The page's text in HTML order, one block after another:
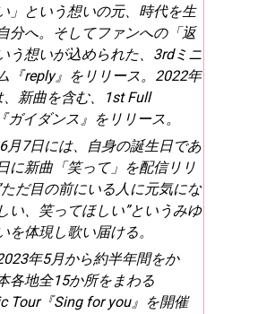
」という想いの元、時代を生
分へ。そしてファンへの「返
う想いが込められた、3rdミニ
『reply』をリリース。2022年
、新曲を含む、1st Full
ガイダンス』をリリース。
月7日には、自身の誕生日であ
に新曲「笑って」を配信リリ
ただ目の前にいる人に元気にな
い、笑ってほしい”というみゆ
を体現し歌い届ける。
年5月から約半年間をか
各地全15か所をまわる
Tour『Sing for you』を開催